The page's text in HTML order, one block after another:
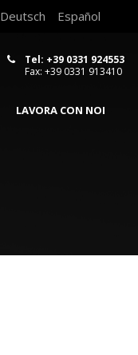
Deutsch Español
Tel: +39 0331 924553
Fax: +39 0331 913410
LAVORA CON NOI